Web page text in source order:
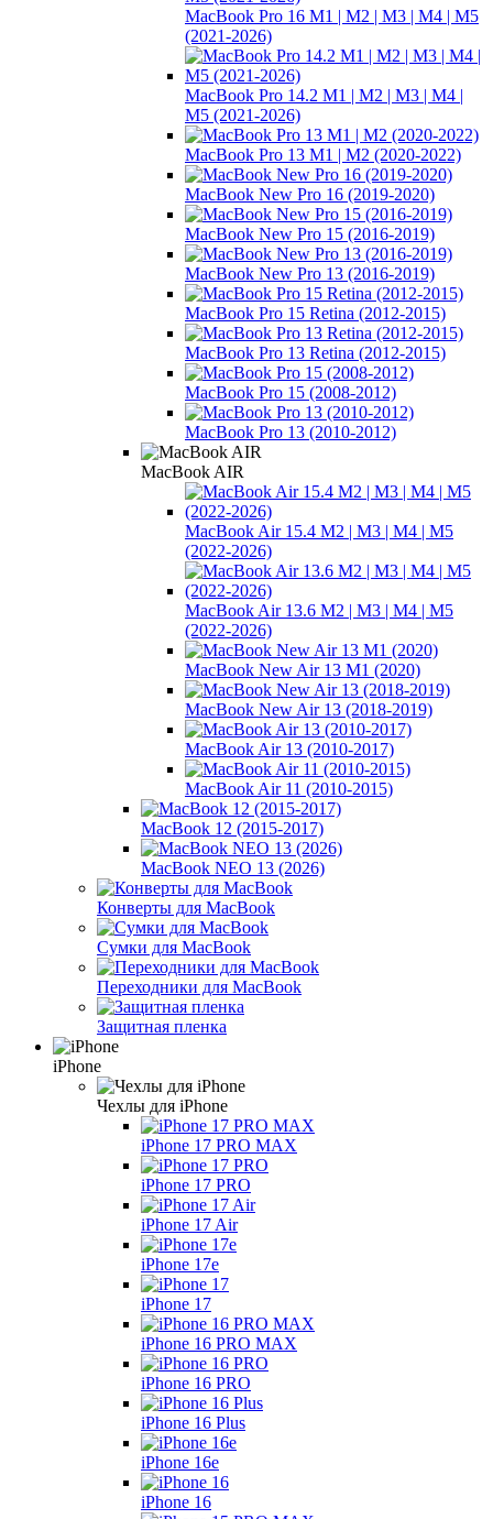
MacBook Pro 16 М1 | М2 | M3 | M4 | M5
(2021-2026)
MacBook Pro 14.2 М1 | М2 | M3 | M4 |
M5 (2021-2026)
MacBook Pro 13 M1 | M2 (2020-2022)
MacBook New Pro 16 (2019-2020)
MacBook New Pro 15 (2016-2019)
MacBook New Pro 13 (2016-2019)
MacBook Pro 15 Retina (2012-2015)
MacBook Pro 13 Retina (2012-2015)
MacBook Pro 15 (2008-2012)
MacBook Pro 13 (2010-2012)
MacBook AIR
MacBook Air 15.4 M2 | M3 | M4 | M5
(2022-2026)
MacBook Air 13.6 M2 | M3 | M4 | M5
(2022-2026)
MacBook New Air 13 M1 (2020)
MacBook New Air 13 (2018-2019)
MacBook Air 13 (2010-2017)
MacBook Air 11 (2010-2015)
MacBook 12 (2015-2017)
MacBook NEO 13 (2026)
Конверты для MacBook
Сумки для MacBook
Переходники для MacBook
Защитная пленка
iPhone
Чехлы для iPhone
iPhone 17 PRO MAX
iPhone 17 PRO
iPhone 17 Air
iPhone 17e
iPhone 17
iPhone 16 PRO MAX
iPhone 16 PRO
iPhone 16 Plus
iPhone 16e
iPhone 16